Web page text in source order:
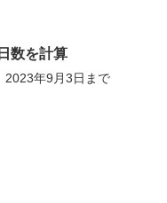
数を計算
2023年9月3日まで